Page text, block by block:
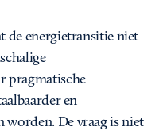
de energietransitie niet
pragmatische
en
worden. De vraag is niet